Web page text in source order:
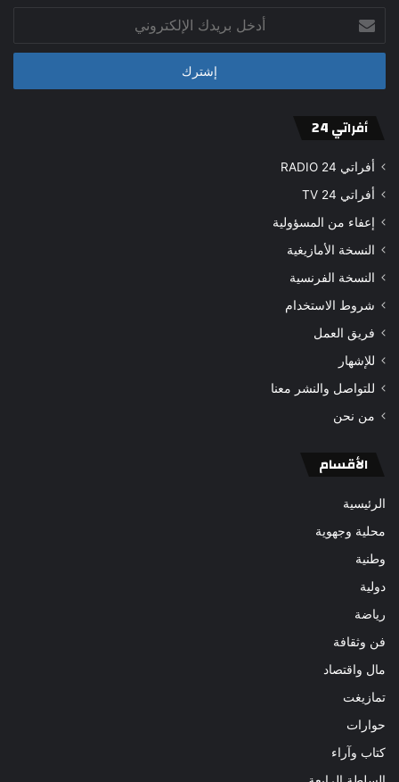
بريدك
الإلكتروني
أفراتي 24
أفراتي 24 RADIO
أفراتي 24 TV
إعفاء من المسؤولية
النسخة الأمازيغية
النسخة الفرنسية
شروط الاستخدام
فريق العمل
للإشهار
للتواصل والنشر معنا
من نحن
الأقسام
الرئيسية
محلية وجهوية
وطنية
دولية
رياضة
فن وثقافة
مال واقتصاد
تمازيغت
حوارات
كتاب وآراء